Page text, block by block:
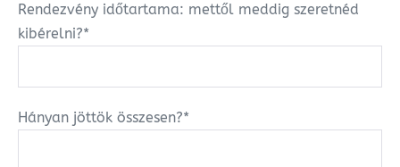
Rendezvény időtartama: mettől meddig szeretnéd
kibérelni?*
Hányan jöttök összesen?*